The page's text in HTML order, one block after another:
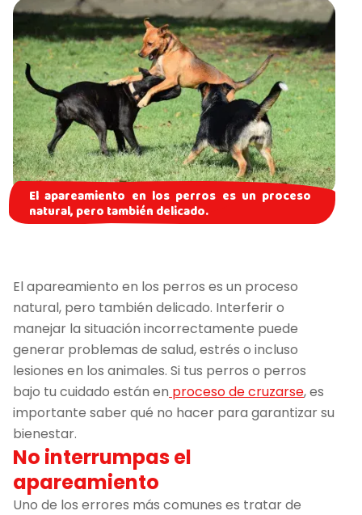
El apareamiento en los perros es un proceso
natural, pero también delicado.
El apareamiento en los perros es un proceso
natural, pero también delicado. Interferir o
manejar la situación incorrectamente puede
generar problemas de salud, estrés o incluso
lesiones en los animales. Si tus perros o perros
bajo tu cuidado están en proceso de cruzarse, es
importante saber qué no hacer para garantizar su
bienestar.
No interrumpas el
apareamiento
Uno de los errores más comunes es tratar de